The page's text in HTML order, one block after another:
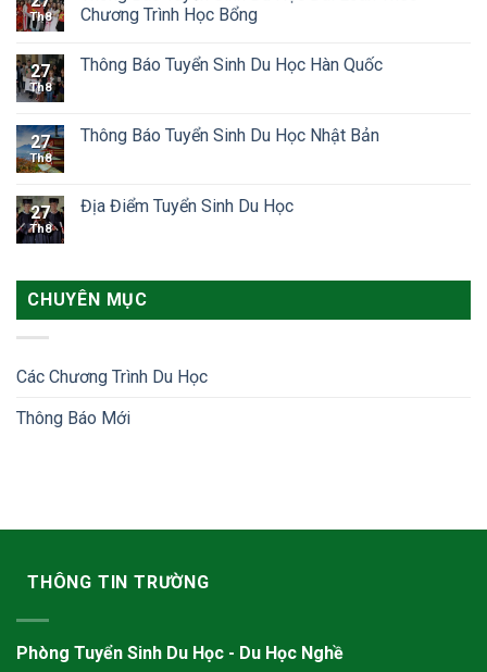
Th8
Chương Trình Học Bổng
27
Th8
Thông Báo Tuyển Sinh Du Học Hàn Quốc
27
Th8
Thông Báo Tuyển Sinh Du Học Nhật Bản
27
Th8
Địa Điểm Tuyển Sinh Du Học
CHUYÊN MỤC
Các Chương Trình Du Học
Thông Báo Mới
THÔNG TIN TRƯỜNG
Phòng Tuyển Sinh Du Học - Du Học Nghề